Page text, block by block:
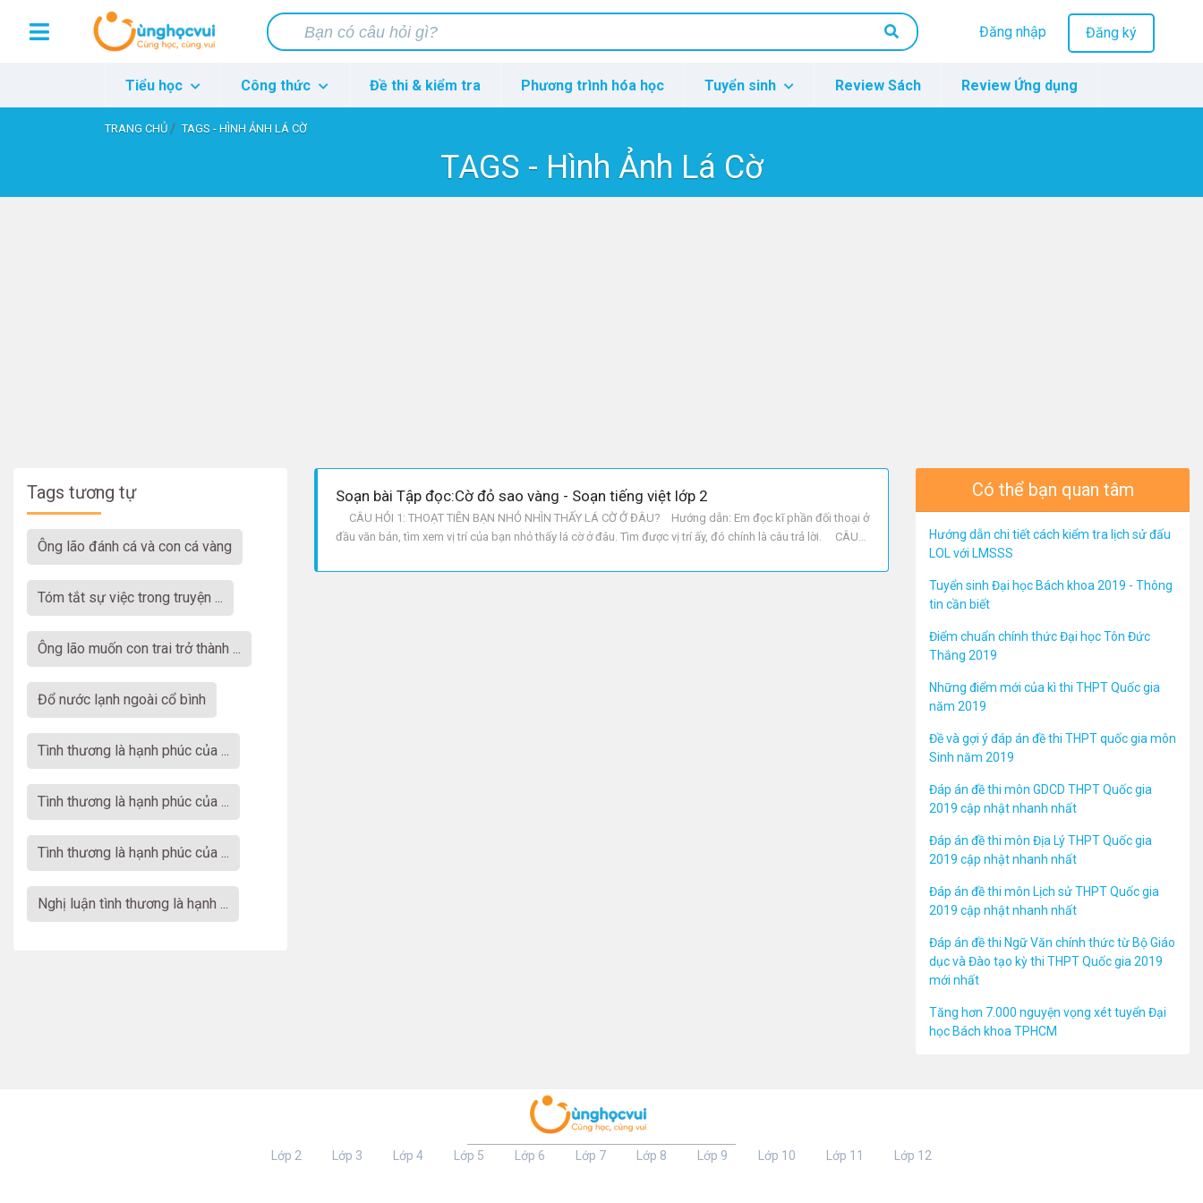
Đăng nhập Đăng ký
Tiểu học Công thức Đề thi & kiểm tra Phương trình hóa học Tuyển sinh Review Sách Review Ứng dụng
TRANG CHỦ TAGS - HÌNH ẢNH LÁ CỜ
TAGS - Hình Ảnh Lá Cờ
Tags tương tự
Ông lão đánh cá và con cá vàng
tóm tắt sự việc trong truyện ...
Ông lão muốn con trai trở thành ...
đổ nước lạnh ngoài cổ bình
tình thương là hạnh phúc của ...
tình thương là hạnh phúc của ...
tình thương là hạnh phúc của ...
nghị luận tình thương là hạnh ...
Soạn bài Tập đọc:Cờ đỏ sao vàng - Soạn tiếng việt lớp 2
CÂU HỎI 1: THOẠT TIÊN BẠN NHỎ NHÌN THẤY LÁ CỜ Ở ĐÂU? Hướng dẫn: Em đọc kĩ phần đối thoại ở
đầu văn bản, tìm xem vị trí của bạn nhỏ thấy lá cờ ở đâu. Tìm được vị trí ấy, đó chính là câu trả lời. CÂU
Có thể bạn quan tâm
Hướng dẫn chi tiết cách kiểm tra lịch sử đấu
LOL với LMSSS
Tuyển sinh Đại học Bách khoa 2019 - Thông
tin cần biết
Điểm chuẩn chính thức Đại học Tôn Đức
Thắng 2019
Những điểm mới của kì thi THPT Quốc gia
năm 2019
Đề và gợi ý đáp án đề thi THPT quốc gia môn
Sinh năm 2019
Đáp án đề thi môn GDCD THPT Quốc gia
2019 cập nhật nhanh nhất
Đáp án đề thi môn Địa Lý THPT Quốc gia
2019 cập nhật nhanh nhất
Đáp án đề thi môn Lịch sử THPT Quốc gia
2019 cập nhật nhanh nhất
Đáp án đề thi Ngữ Văn chính thức từ Bộ Giáo
dục và Đào tạo kỳ thi THPT Quốc gia 2019
mới nhất
Tăng hơn 7.000 nguyện vọng xét tuyển Đại
học Bách khoa TPHCM
Lớp 2 Lớp 3 Lớp 4 Lớp 5 Lớp 6 Lớp 7 Lớp 8 Lớp 9 Lớp 10 Lớp 11 Lớp 12